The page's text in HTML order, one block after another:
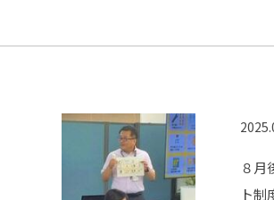
-進学コース
-個別指導コース
８月
ト制